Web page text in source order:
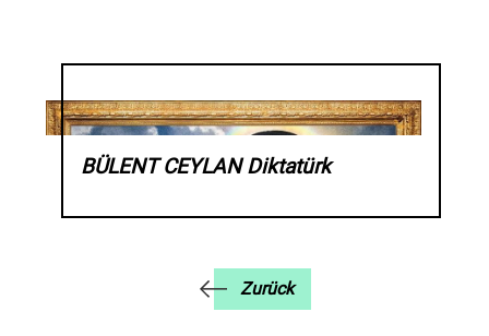
BÜLENT CEYLAN Diktatürk
Zurück